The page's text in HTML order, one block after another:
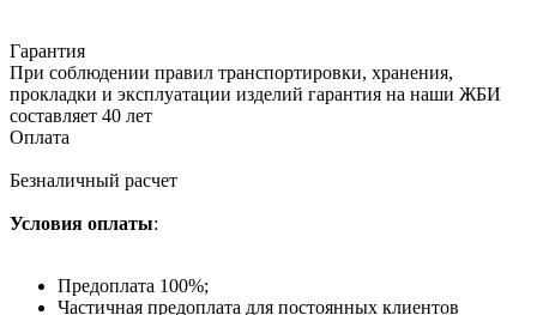
Гарантия
При соблюдении правил транспортировки, хранения,
прокладки и эксплуатации изделий гарантия на наши ЖБИ
составляет 40 лет
Оплата
Безналичный расчет
Условия оплаты:
Предоплата 100%;
Частичная предоплата для постоянных клиентов